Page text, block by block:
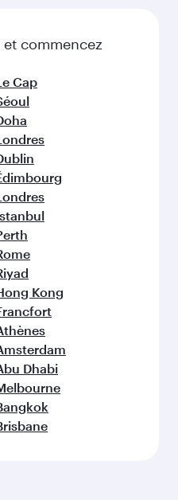
commencez
Cap
Kong
Dhabi